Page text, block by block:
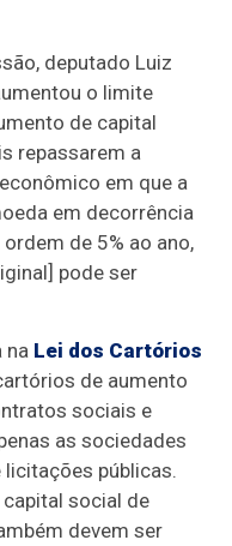
deputado Luiz
o limite
de capital
repassarem a
em que a
em decorrência
de 5% ao ano,
pode ser
na Lei dos Cartórios
de aumento
sociais e
as sociedades
públicas.
social de
devem ser